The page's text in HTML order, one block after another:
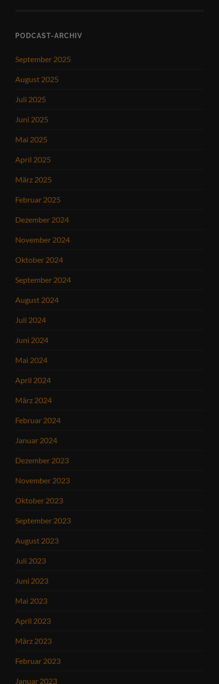
PODCAST-ARCHIV
September 2025
August 2025
Juli 2025
Juni 2025
Mai 2025
April 2025
März 2025
Februar 2025
Dezember 2024
November 2024
Oktober 2024
September 2024
August 2024
Juli 2024
Juni 2024
Mai 2024
April 2024
März 2024
Februar 2024
Januar 2024
Dezember 2023
November 2023
Oktober 2023
September 2023
August 2023
Juli 2023
Juni 2023
Mai 2023
April 2023
März 2023
Februar 2023
Januar 2023